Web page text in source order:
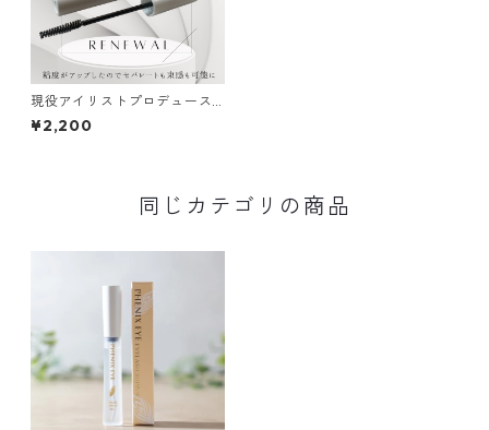
現役アイリストプロデュース
のまつげ美容液 m.matsuge
美容液
¥2,200
同じカテゴリの商品